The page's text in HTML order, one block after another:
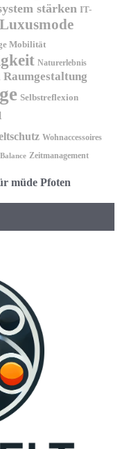
stärken IT-
Luxusmode
Mobilität
Naturerlebnis
Raumgestaltung
Selbstreflexion
Wohnaccessoires
Zeitmanagement
müde Pfoten